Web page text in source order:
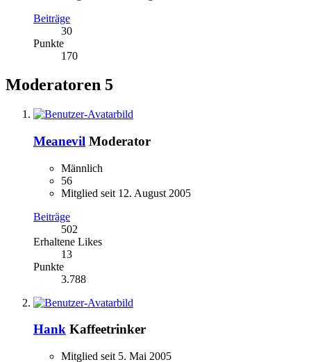
Beiträge
30
Punkte
170
Moderatoren 5
Meanevil Moderator
Männlich
56
Mitglied seit 12. August 2005
Beiträge
502
Erhaltene Likes
13
Punkte
3.788
Hank Kaffeetrinker
Mitglied seit 5. Mai 2005